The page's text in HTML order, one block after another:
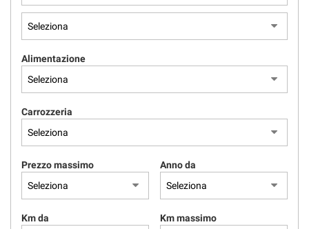
FINANZIAMENTI
CONSEGNA IMEDDIATA
PREPARAZIONE VETTURE
RICEVIMENTO CLIENTI
ACQUISTIAMO USATO
ASSISTENZA
CONTATTI
Alimentazione
Carrozzeria
Prezzo massimo Anno da
Km da Km massimo